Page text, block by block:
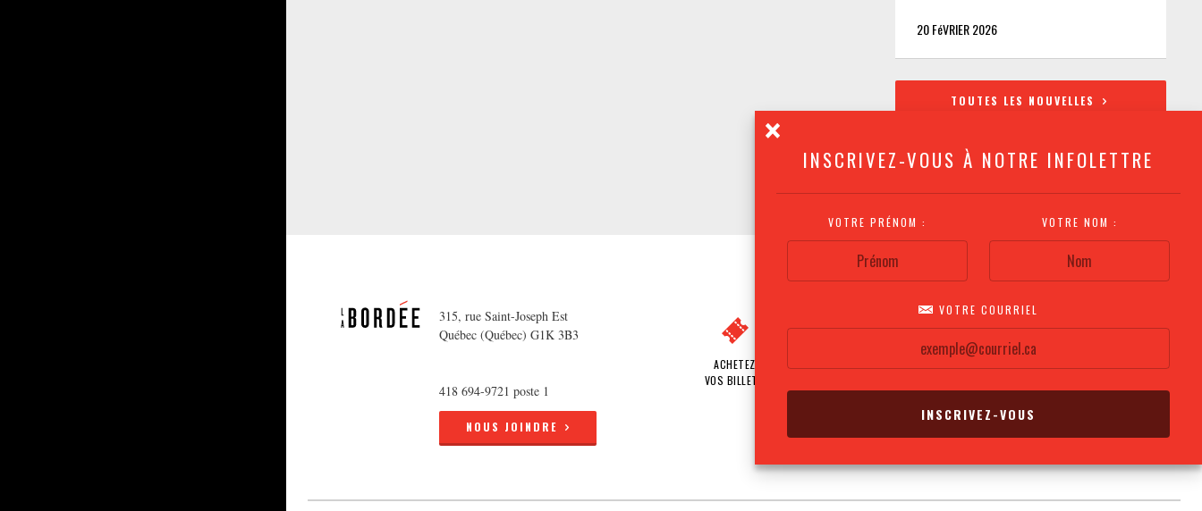
INSCRIVEZ-VOUS À NOTRE INFOLETTRE
VOTRE PRÉNOM : VOTRE NOM :
VOTRE COURRIEL
20 FéVRIER 2026
TOUTES LES NOUVELLES
315, rue Saint-Joseph Est
Québec (Québec) G1K 3B3
418 694-9721 poste 1
NOUS JOINDRE
ACHETEZ
VOS BILLETS